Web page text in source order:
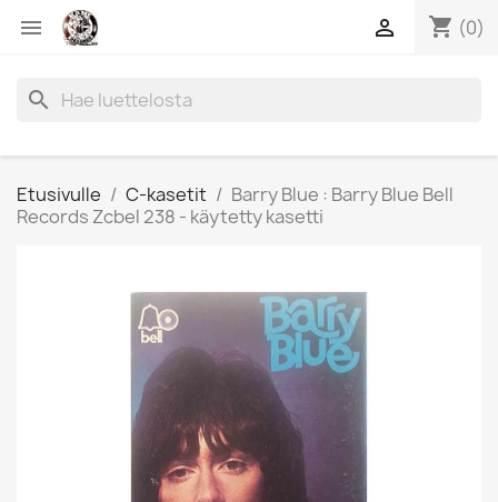
 shopping_cart (0)

search
Etusivulle C-kasetit
Barry Blue : Barry Blue Bell
Records Zcbel 238 - käytetty kasetti